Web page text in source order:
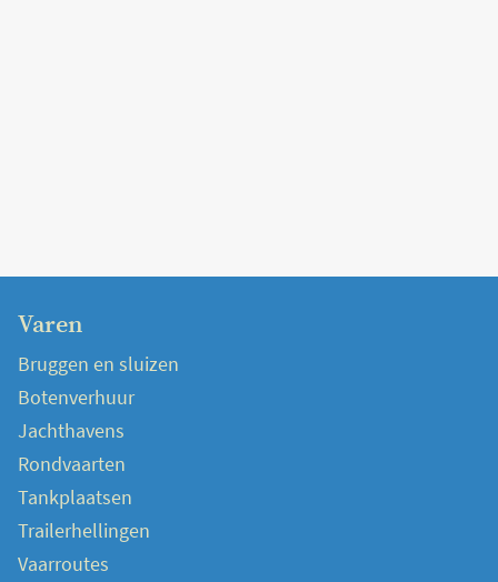
Varen
Bruggen en sluizen
Botenverhuur
Jachthavens
Rondvaarten
Tankplaatsen
Trailerhellingen
Vaarroutes